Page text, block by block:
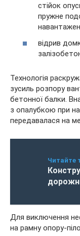
стійок
пружне
відрив
Технологія
зусиль розпору
бетонної балки.
з опалубкою при
передавалася на
Читайте
Для виключення
на рамну опору-